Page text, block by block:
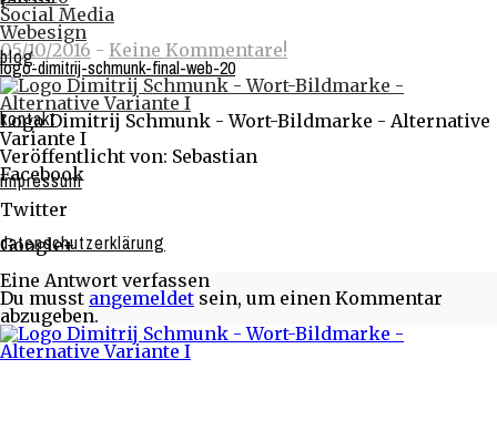
blog
kontakt
impressum
datenschutzerklärung
Social Media
Webesign
05/10/2016 - Keine Kommentare!
logo-dimitrij-schmunk-final-web-20
Logo Dimitrij Schmunk - Wort-Bildmarke - Alternative
Variante I
Veröffentlicht von: Sebastian
Facebook
Share on Facebook
Twitter
Google+
Share on Google+
Eine Antwort verfassen
Du musst angemeldet sein, um einen Kommentar
abzugeben.